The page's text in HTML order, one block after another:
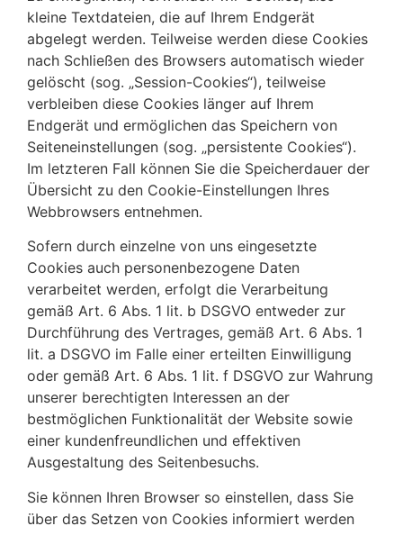
kleine Textdateien, die auf Ihrem Endgerät
abgelegt werden. Teilweise werden diese Cookies
nach Schließen des Browsers automatisch wieder
gelöscht (sog. „Session-Cookies“), teilweise
verbleiben diese Cookies länger auf Ihrem
Endgerät und ermöglichen das Speichern von
Seiteneinstellungen (sog. „persistente Cookies“).
Im letzteren Fall können Sie die Speicherdauer der
Übersicht zu den Cookie-Einstellungen Ihres
Webbrowsers entnehmen.
Sofern durch einzelne von uns eingesetzte
Cookies auch personenbezogene Daten
verarbeitet werden, erfolgt die Verarbeitung
gemäß Art. 6 Abs. 1 lit. b DSGVO entweder zur
Durchführung des Vertrages, gemäß Art. 6 Abs. 1
lit. a DSGVO im Falle einer erteilten Einwilligung
oder gemäß Art. 6 Abs. 1 lit. f DSGVO zur Wahrung
unserer berechtigten Interessen an der
bestmöglichen Funktionalität der Website sowie
einer kundenfreundlichen und effektiven
Ausgestaltung des Seitenbesuchs.
Sie können Ihren Browser so einstellen, dass Sie
über das Setzen von Cookies informiert werden